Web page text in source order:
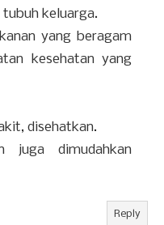
keluarga.
yang beragam
kesehatan yang
disehatkan.
juga dimudahkan
Reply